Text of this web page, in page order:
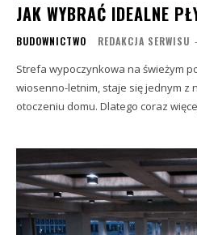
JAK WYBRAĆ IDEALNE
BUDOWNICTWO REDAKCJA SERWISU -
Strefa wypoczynkowa na świeżym
wiosenno-letnim, staje się jednym z
otoczeniu domu. Dlatego coraz